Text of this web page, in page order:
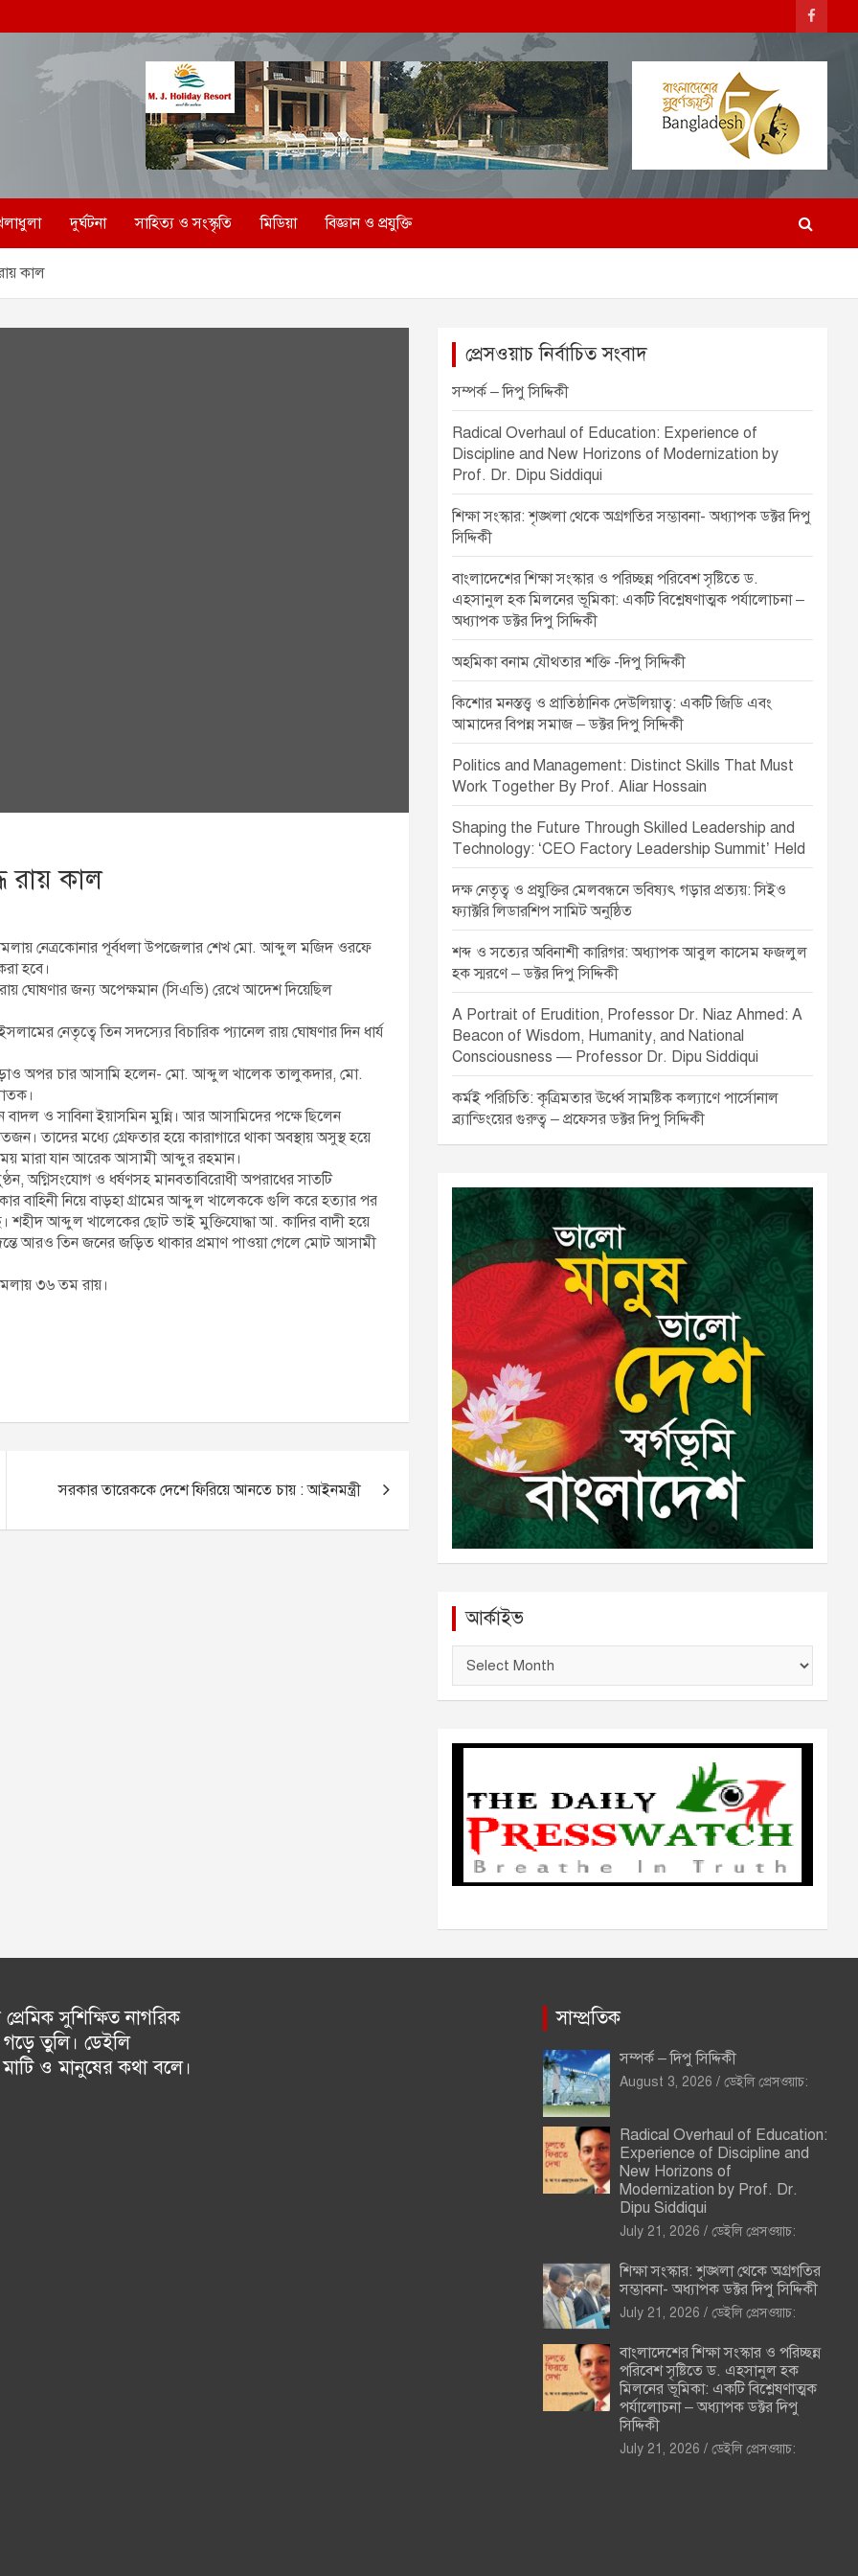
দুর্ঘটনা সাহিত্য ও সংস্কৃতি মিডিয়া বিজ্ঞান ও প্রযুক্তি
কাল
রায় কাল
নেত্রকোনার পূর্বধলা উপজেলার শেখ মো. আব্দুল মজিদ ওরফে
হবে।
ঘোষণার জন্য অপেক্ষমান (সিএভি) রেখে আদেশ দিয়েছিল
নেতৃত্বে তিন সদস্যের বিচারিক প্যানেল রায় ঘোষণার দিন ধার্য
অপর চার আসামি হলেন- মো. আব্দুল খালেক তালুকদার, মো.
বাদল ও সাবিনা ইয়াসমিন মুন্নি। আর আসামিদের পক্ষে ছিলেন
মধ্যে গ্রেফতার হয়ে কারাগারে থাকা অবস্থায় অসুস্থ হয়ে
মারা যান আরেক আসামী আব্দুর রহমান।
অগ্নিসংযোগ ও ধর্ষণসহ মানবতাবিরোধী অপরাধের সাতটি
নিয়ে বাড়হা গ্রামের আব্দুল খালেককে গুলি করে হত্যার পর
শহীদ আব্দুল খালেকের ছোট ভাই মুক্তিযোদ্ধা আ. কাদির বাদী হয়ে
আরও তিন জনের জড়িত থাকার প্রমাণ পাওয়া গেলে মোট আসামী
৩৬ তম রায়।
সরকার তারেককে দেশে ফিরিয়ে আনতে চায় : আইনমন্ত্রী
প্রেসওয়াচ নির্বাচিত সংবাদ
সম্পর্ক – দিপু সিদ্দিকী
Radical Overhaul of Education: Experience of
Discipline and New Horizons of Modernization by
Prof. Dr. Dipu Siddiqui
শিক্ষা সংস্কার: শৃঙ্খলা থেকে অগ্রগতির সম্ভাবনা- অধ্যাপক ডক্টর দিপু
সিদ্দিকী
বাংলাদেশের শিক্ষা সংস্কার ও পরিচ্ছন্ন পরিবেশ সৃষ্টিতে ড.
এহসানুল হক মিলনের ভূমিকা: একটি বিশ্লেষণাত্মক পর্যালোচনা –
অধ্যাপক ডক্টর দিপু সিদ্দিকী
অহমিকা বনাম যৌথতার শক্তি -দিপু সিদ্দিকী
কিশোর মনস্তত্ত্ব ও প্রাতিষ্ঠানিক দেউলিয়াত্ব: একটি জিডি এবং
আমাদের বিপন্ন সমাজ – ডক্টর দিপু সিদ্দিকী
Politics and Management: Distinct Skills That Must
Work Together By Prof. Aliar Hossain
Shaping the Future Through Skilled Leadership and
Technology: ‘CEO Factory Leadership Summit’ Held
দক্ষ নেতৃত্ব ও প্রযুক্তির মেলবন্ধনে ভবিষ্যৎ গড়ার প্রত্যয়: সিইও
ফ্যাক্টরি লিডারশিপ সামিট অনুষ্ঠিত
শব্দ ও সত্যের অবিনাশী কারিগর: অধ্যাপক আবুল কাসেম ফজলুল
হক স্মরণে – ডক্টর দিপু সিদ্দিকী
A Portrait of Erudition, Professor Dr. Niaz Ahmed: A
Beacon of Wisdom, Humanity, and National
Consciousness — Professor Dr. Dipu Siddiqui
কর্মই পরিচিতি: কৃত্রিমতার ঊর্ধ্বে সামষ্টিক কল্যাণে পার্সোনাল
ব্র্যান্ডিংয়ের গুরুত্ব – প্রফেসর ডক্টর দিপু সিদ্দিকী
আর্কাইভ
ই
সুশিক্ষিত নাগরিক
তুলি। ডেইলি
মাটি ও মানুষের কথা বলে।
সাম্প্রতিক
সম্পর্ক – দিপু সিদ্দিকী
August 3, 2026 ডেইলি প্রেসওয়াচ:
Radical Overhaul of Education:
Experience of Discipline and
New Horizons of
Modernization by Prof. Dr.
Dipu Siddiqui
July 21, 2026 ডেইলি প্রেসওয়াচ:
শিক্ষা সংস্কার: শৃঙ্খলা থেকে অগ্রগতির
সম্ভাবনা- অধ্যাপক ডক্টর দিপু সিদ্দিকী
July 21, 2026 ডেইলি প্রেসওয়াচ:
বাংলাদেশের শিক্ষা সংস্কার ও পরিচ্ছন্ন
পরিবেশ সৃষ্টিতে ড. এহসানুল হক
মিলনের ভূমিকা: একটি বিশ্লেষণাত্মক
পর্যালোচনা – অধ্যাপক ডক্টর দিপু
সিদ্দিকী
July 21, 2026 ডেইলি প্রেসওয়াচ: